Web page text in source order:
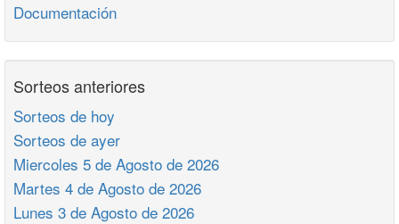
Documentación
Sorteos anteriores
Sorteos de hoy
Sorteos de ayer
Miercoles 5 de Agosto de 2026
Martes 4 de Agosto de 2026
Lunes 3 de Agosto de 2026